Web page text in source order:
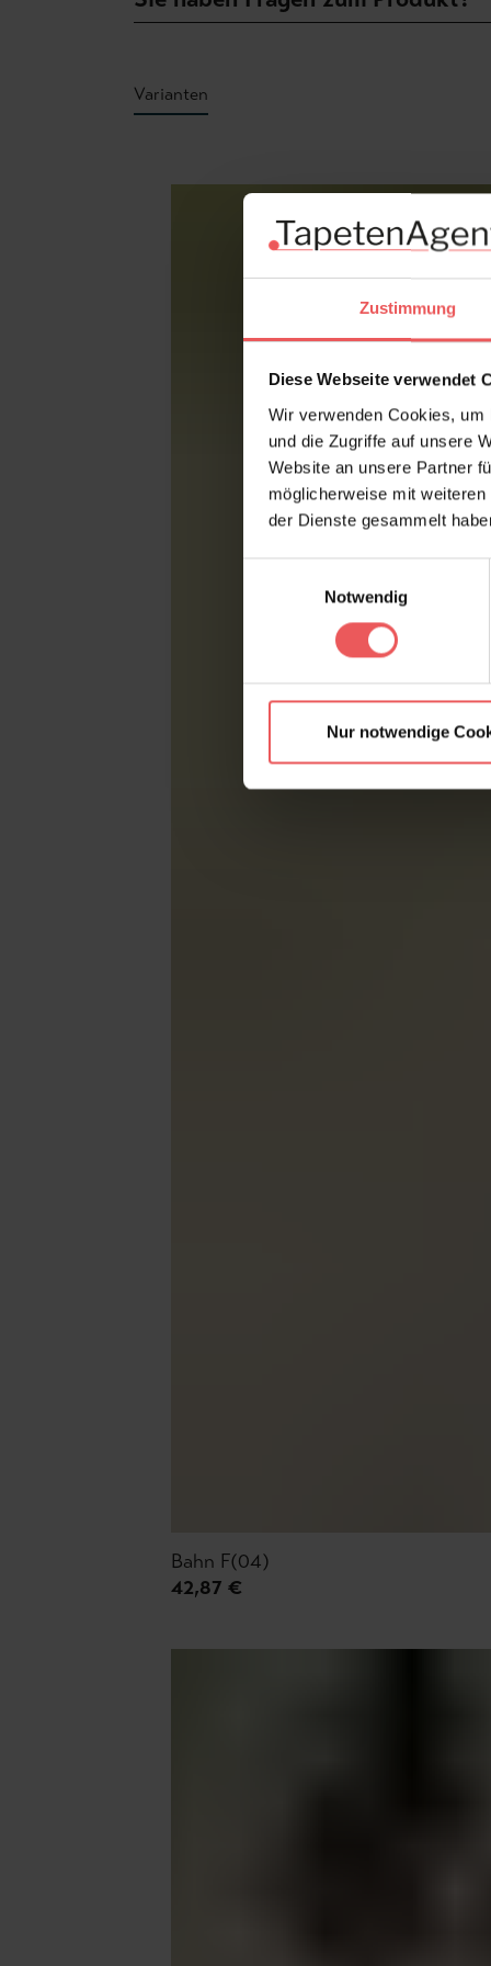
Zustimmung
Diese Webseite verwendet
Wir verwenden Cookies,
und die Zugriffe auf unsere
Website an unsere Partner
möglicherweise mit
der Dienste gesammelt
Notwendig
Nur notwendige
Varianten
Bahn F(04)
42,87 €